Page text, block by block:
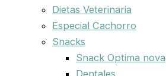
Dietas Veterinaria
Especial Cachorro
Snacks
Snack Optima nova